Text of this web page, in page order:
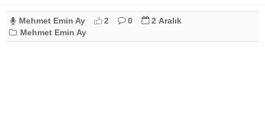
Mehmet Emin Ay 2 0
2 Aralık
Mehmet Emin Ay